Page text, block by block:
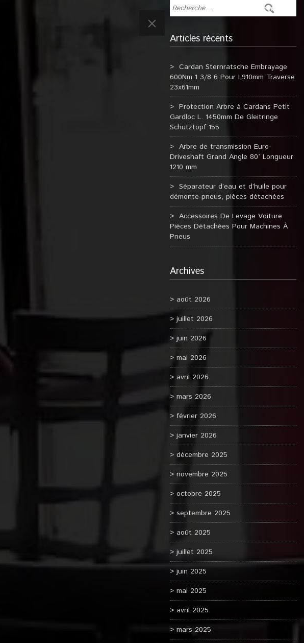
Articles récents
Cardan Sternratsche Embrayage
600Nm 1 3/8 6 Pour L910mm Traverse
23x61mm
Protection Arbre à Cardans Petit
Gardloc L. 1450mm De Gleitringe
Schutztopf 155
Arbre de transmission Euro-
Driveshaft Grand Angle 80° Longueur
1210 mm
Séparateur d’eau et d’huile pour
démonte-pneus, pièces détachées
Accessoires De Levage Voiture
Pièces Détachées Pour Machines À
Pneus
Archives
août 2026
juillet 2026
juin 2026
mai 2026
avril 2026
mars 2026
février 2026
janvier 2026
décembre 2025
novembre 2025
octobre 2025
septembre 2025
août 2025
juillet 2025
juin 2025
mai 2025
avril 2025
mars 2025